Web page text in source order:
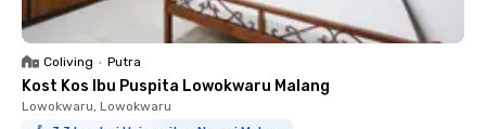
Coliving • Putra
Kost Kos Ibu Puspita Lowokwaru Malang
Lowokwaru, Lowokwaru